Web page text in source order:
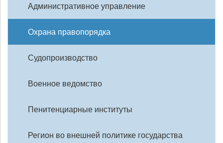
Административное управление
Охрана правопорядка
Судопроизводство
Военное ведомство
Пенитенциарные институты
Регион во внешней политике государства